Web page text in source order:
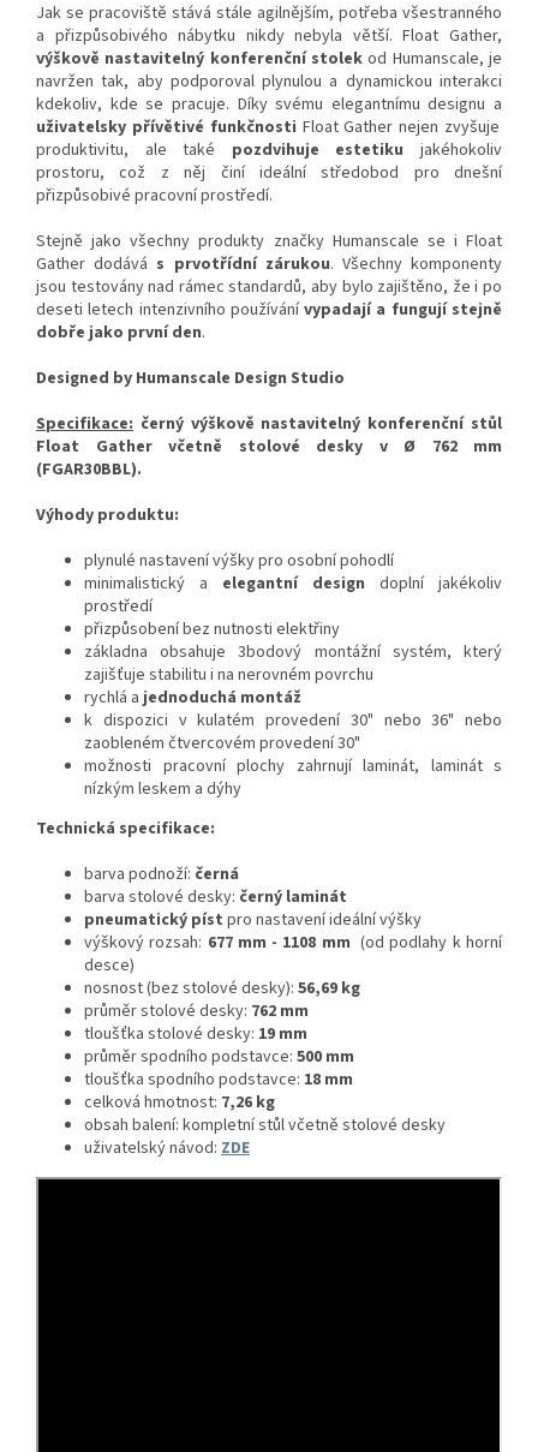
Jak se pracoviště stává stále agilnějším, potřeba všestranného
a přizpůsobivého nábytku nikdy nebyla větší. Float Gather,
výškově nastavitelný konferenční stolek od Humanscale, je
navržen tak, aby podporoval plynulou a dynamickou interakci
kdekoliv, kde se pracuje. Díky svému elegantnímu designu a
uživatelsky přívětivé funkčnosti Float Gather nejen zvyšuje
produktivitu, ale také pozdvihuje estetiku jakéhokoliv
prostoru, což z něj činí ideální středobod pro dnešní
přizpůsobivé pracovní prostředí.
Stejně jako všechny produkty značky Humanscale se i Float
Gather dodává s prvotřídní zárukou. Všechny komponenty
jsou testovány nad rámec standardů, aby bylo zajištěno, že i po
deseti letech intenzivního používánívypadají a fungují stejně
dobře jako první den.
Designed by Humanscale Design Studio
Specifikace: černý výškově nastavitelný konferenční stůl
Float Gather včetně stolové desky v Ø 762 mm
(FGAR30BBL).
Výhody produktu:
plynulé nastavení výšky pro osobní pohodlí
minimalistický a elegantní design doplní jakékoliv
prostředí
přizpůsobení bez nutnosti elektřiny
základna obsahuje 3bodový montážní systém, který
zajišťuje stabilitu i na nerovném povrchu
rychlá ajednoduchá montáž
k dispozici v kulatém provedení 30" nebo 36" nebo
zaobleném čtvercovém provedení 30"
možnosti pracovní plochy zahrnují laminát, laminát s
nízkým leskem a dýhy
Technická specifikace:
barva podnoží: černá
barva stolové desky: černý laminát
pneumatický píst pro nastavení ideální výšky
výškový rozsah: 677 mm - 1108 mm (od podlahy k horní
desce)
nosnost (bez stolové desky): 56,69 kg
průměr stolové desky: 762 mm
tloušťka stolové desky: 19 mm
průměr spodního podstavce: 500 mm
tloušťka spodního podstavce: 18 mm
celková hmotnost: 7,26 kg
obsah balení: kompletní stůl včetně stolové desky
uživatelský návod: ZDE